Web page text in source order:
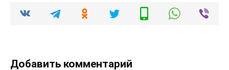
Добавить комментарий